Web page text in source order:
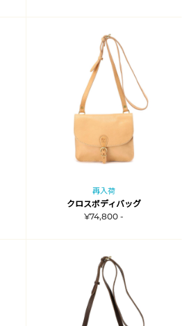
再入荷
クロスボディバッグ
¥74,800 -